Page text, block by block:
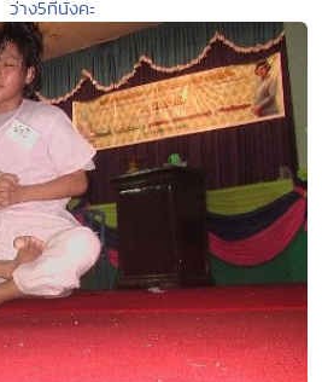
ว่าง5ที่นั่งคะ